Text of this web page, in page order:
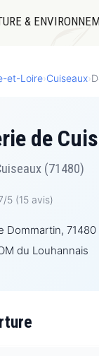
&
et-Loire›Cuiseaux›
de
(71480)
5 (15 avis)
Dommartin,
du Louhannais